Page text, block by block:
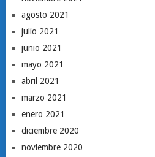
agosto 2021
julio 2021
junio 2021
mayo 2021
abril 2021
marzo 2021
enero 2021
diciembre 2020
noviembre 2020